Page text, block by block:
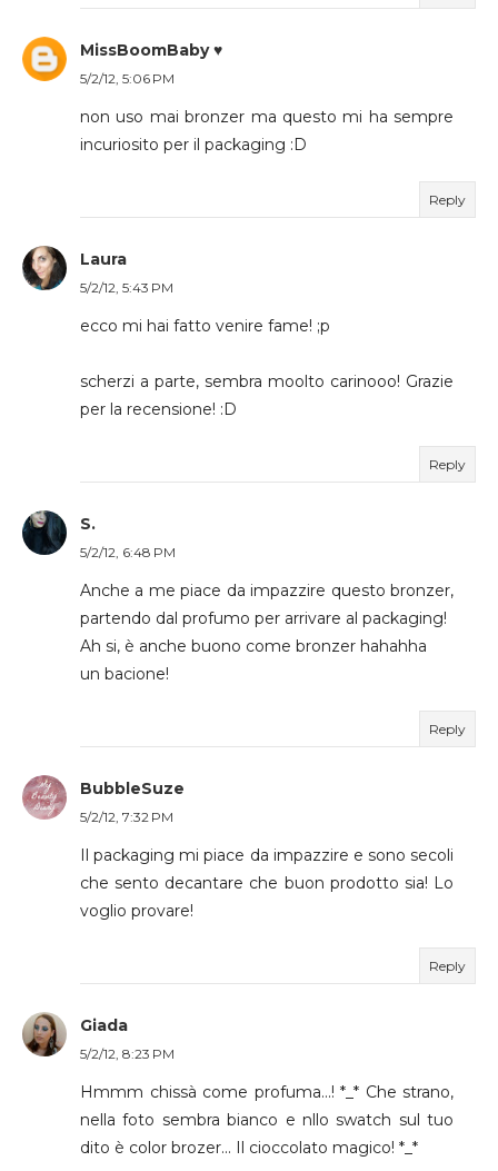
MissBoomBaby ♥
5/2/12, 5:06 PM
non uso mai bronzer ma questo mi ha sempre
incuriosito per il packaging :D
Reply
Laura
5/2/12, 5:43 PM
ecco mi hai fatto venire fame! ;p
scherzi a parte, sembra moolto carinooo! Grazie
per la recensione! :D
Reply
S.
5/2/12, 6:48 PM
Anche a me piace da impazzire questo bronzer,
partendo dal profumo per arrivare al packaging!
Ah si, è anche buono come bronzer hahahha
un bacione!
Reply
BubbleSuze
5/2/12, 7:32 PM
Il packaging mi piace da impazzire e sono secoli
che sento decantare che buon prodotto sia! Lo
voglio provare!
Reply
Giada
5/2/12, 8:23 PM
Hmmm chissà come profuma...! *_* Che strano,
nella foto sembra bianco e nllo swatch sul tuo
dito è color brozer... Il cioccolato magico! *_*